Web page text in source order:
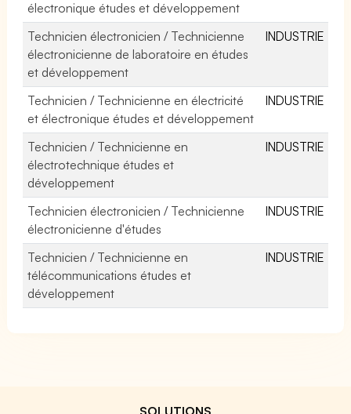
électronique études et développement
Technicien électronicien / Technicienne
électronicienne de laboratoire en études
et développement
INDUSTRIE
Technicien / Technicienne en électricité
et électronique études et développement
INDUSTRIE
Technicien / Technicienne en
électrotechnique études et
développement
INDUSTRIE
Technicien électronicien / Technicienne
électronicienne d'études
INDUSTRIE
Technicien / Technicienne en
télécommunications études et
développement
INDUSTRIE
SOLUTIONS